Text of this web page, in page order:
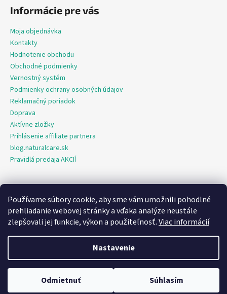
Používame súbory cookie, aby sme vám umožnili pohodlné
prehliadanie webovej stránky a vďaka analýze neustále
zlepšovali jej funkcie, výkon a použiteľnosť.Viac informácií
Nastavenie
Odmietnuť Súhlasím
Informácie pre vás
Moja objednávka
Kontakty
Hodnotenie obchodu
Obchodné podmienky
Vernostný systém
Podmienky ochrany osobných údajov
Reklamačný poriadok
Doprava
Aktívne zložky
Prihlásenie affiliate partnera
blog.naturalcare.sk
Pravidlá predaja AKCIÍ
O marketing sa nám stará digitálna agentúra Consultee
Vytvoril Shoptet
NaturalCare.sk. Všetky práva vyhradené.
nastavenie cookies
✓ Ceny sú monitorované v súlade s EU Omnibus smernicou.